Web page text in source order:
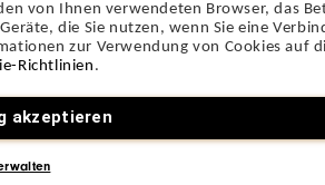
von Ihnen verwendeten Browser, das
die Sie nutzen, wenn Sie eine
zur Verwendung von Cookies auf
Richtlinien .
akzeptieren